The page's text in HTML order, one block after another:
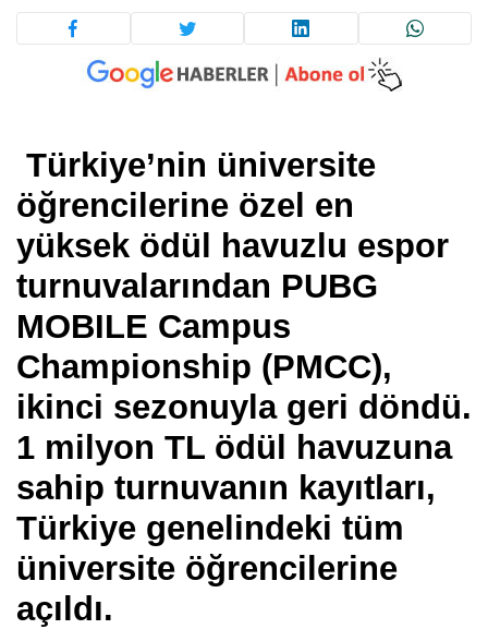
Türkiye’nin üniversite
öğrencilerine özel en
yüksek ödül havuzlu espor
turnuvalarından PUBG
MOBILE Campus
Championship (PMCC),
ikinci sezonuyla geri döndü.
1 milyon TL ödül havuzuna
sahip turnuvanın kayıtları,
Türkiye genelindeki tüm
üniversite öğrencilerine
açıldı.